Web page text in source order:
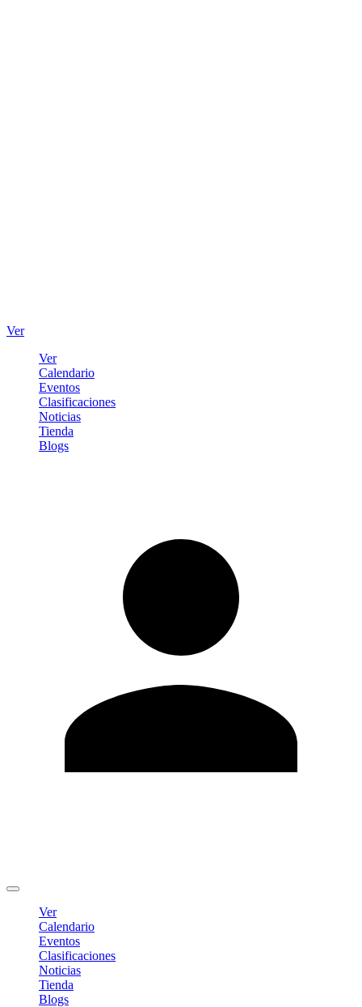
Ver
Ver
Calendario
Eventos
Clasificaciones
Noticias
Tienda
Blogs
Ver
Calendario
Eventos
Clasificaciones
Noticias
Tienda
Blogs